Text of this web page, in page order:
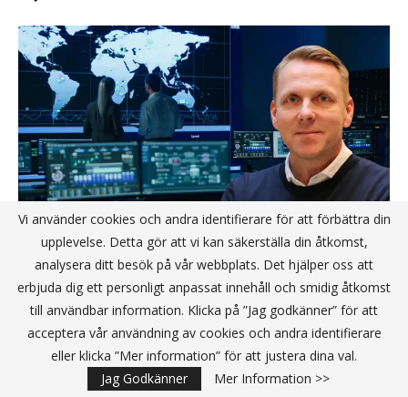
Smart tjänst från Sciber skapar starkt
försvar mot IT-attacker
David Treiberg, PAX8: “Vi har integrerat AI för
Vi använder cookies och andra identifierare för att förbättra din
upplevelse. Detta gör att vi kan säkerställa din åtkomst,
analysera ditt besök på vår webbplats. Det hjälper oss att
erbjuda dig ett personligt anpassat innehåll och smidig åtkomst
till användbar information. Klicka på ”Jag godkänner” för att
acceptera vår användning av cookies och andra identifierare
eller klicka ”Mer information” för att justera dina val.
Jag Godkänner
Mer Information >>